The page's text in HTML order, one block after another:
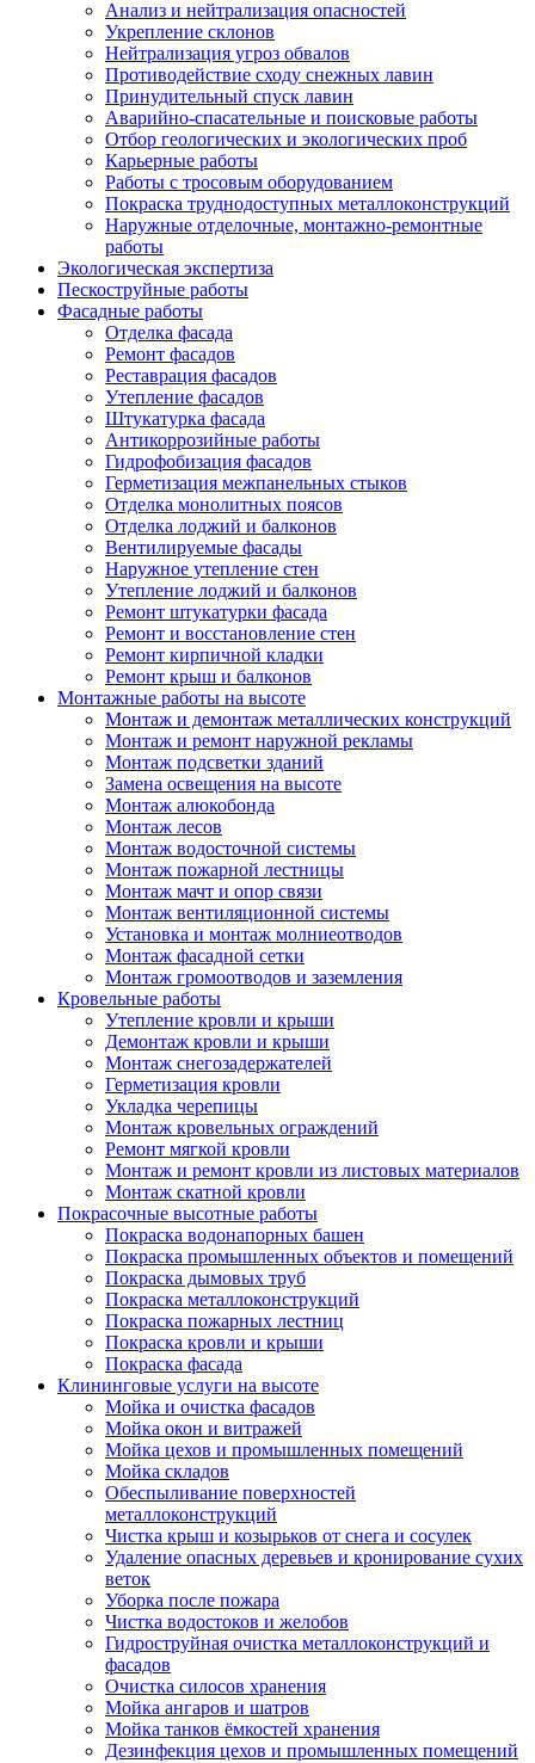
Анализ и нейтрализация опасностей
Укрепление склонов
Нейтрализация угроз обвалов
Противодействие сходу снежных лавин
Принудительный спуск лавин
Аварийно-спасательные и поисковые работы
Отбор геологических и экологических проб
Карьерные работы
Работы с тросовым оборудованием
Покраска труднодоступных металлоконструкций
Наружные отделочные, монтажно-ремонтные
работы
Экологическая экспертиза
Пескоструйные работы
Фасадные работы
Отделка фасада
Ремонт фасадов
Реставрация фасадов
Утепление фасадов
Штукатурка фасада
Антикоррозийные работы
Гидрофобизация фасадов
Герметизация межпанельных стыков
Отделка монолитных поясов
Отделка лоджий и балконов
Вентилируемые фасады
Наружное утепление стен
Утепление лоджий и балконов
Ремонт штукатурки фасада
Ремонт и восстановление стен
Ремонт кирпичной кладки
Ремонт крыш и балконов
Монтажные работы на высоте
Монтаж и демонтаж металлических конструкций
Монтаж и ремонт наружной рекламы
Монтаж подсветки зданий
Замена освещения на высоте
Монтаж алюкобонда
Монтаж лесов
Монтаж водосточной системы
Монтаж пожарной лестницы
Монтаж мачт и опор связи
Монтаж вентиляционной системы
Установка и монтаж молниеотводов
Монтаж фасадной сетки
Монтаж громоотводов и заземления
Кровельные работы
Утепление кровли и крыши
Демонтаж кровли и крыши
Монтаж снегозадержателей
Герметизация кровли
Укладка черепицы
Монтаж кровельных ограждений
Ремонт мягкой кровли
Монтаж и ремонт кровли из листовых материалов
Монтаж скатной кровли
Покрасочные высотные работы
Покраска водонапорных башен
Покраска промышленных объектов и помещений
Покраска дымовых труб
Покраска металлоконструкций
Покраска пожарных лестниц
Покраска кровли и крыши
Покраска фасада
Клининговые услуги на высоте
Мойка и очистка фасадов
Мойка окон и витражей
Мойка цехов и промышленных помещений
Мойка складов
Обеспыливание поверхностей
металлоконструкций
Чистка крыш и козырьков от снега и сосулек
Удаление опасных деревьев и кронирование сухих
веток
Уборка после пожара
Чистка водостоков и желобов
Гидроструйная очистка металлоконструкций и
фасадов
Очистка силосов хранения
Мойка ангаров и шатров
Мойка танков ёмкостей хранения
Дезинфекция цехов и промышленных помещений